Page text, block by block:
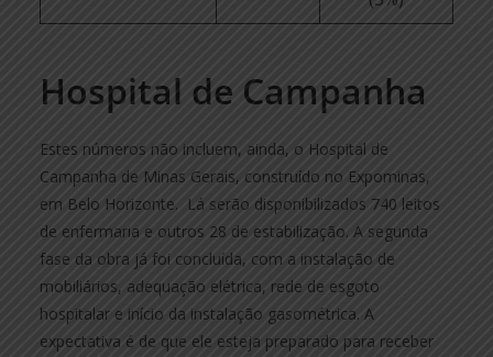
Hospital de Campanha
Estes números não incluem, ainda, o Hospital de
Campanha de Minas Gerais, construído no Expominas,
em Belo Horizonte. Lá serão disponibilizados 740 leitos
de enfermaria e outros 28 de estabilização. A segunda
fase da obra já foi concluída, com a instalação de
mobiliários, adequação elétrica, rede de esgoto
hospitalar e início da instalação gasométrica. A
expectativa é de que ele esteja preparado para receber